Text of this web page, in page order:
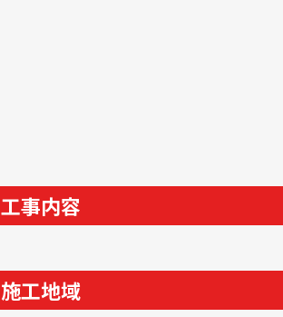
工事内容
施工地域